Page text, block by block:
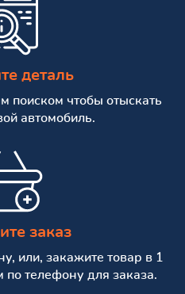
деталь
поиском чтобы отыскать
автомобиль.
заказ
или, закажите товар в 1
по телефону для заказа.